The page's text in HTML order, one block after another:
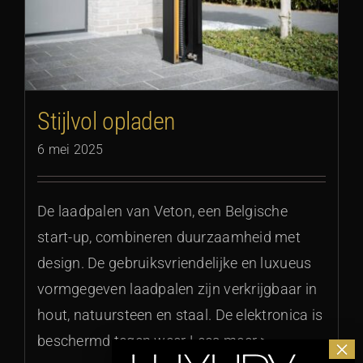
Stijlvol opladen
6 mei 2025
De laadpalen van Veton, een Belgische
start-up, combineren duurzaamheid met
design. De gebruiksvriendelijke en luxueus
vormgegeven laadpalen zijn verkrijgbaar in
hout, natuursteen en staal. De elektronica is
beschermd tegen weer Lees meer >